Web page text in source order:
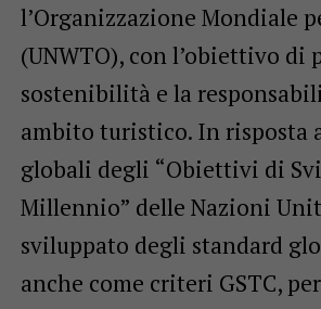
l’Organizzazione Mondiale
(UNWTO), con l’obiettivo di
sostenibilità e la
ambito turistico. In risposta
globali degli “Obiettivi di
Millennio” delle Nazioni
sviluppato degli standard
anche come criteri GSTC,